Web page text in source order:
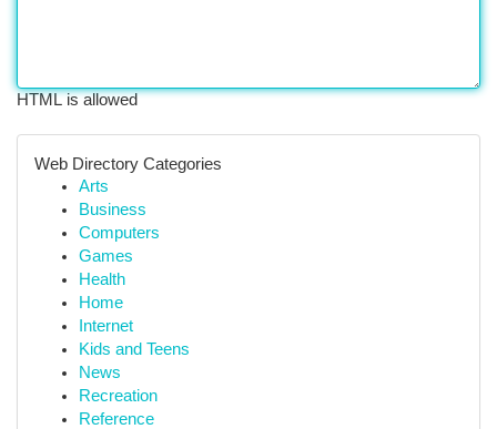
HTML is allowed
Web Directory Categories
Arts
Business
Computers
Games
Health
Home
Internet
Kids and Teens
News
Recreation
Reference